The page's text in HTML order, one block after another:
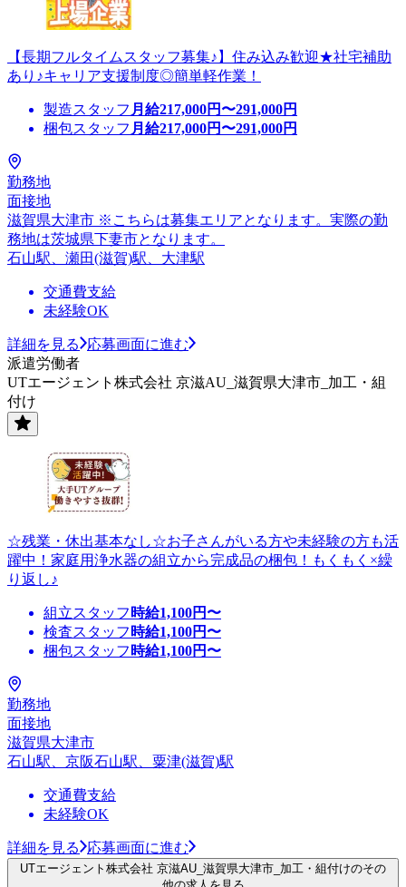
【長期フルタイムスタッフ募集♪】住み込み歓迎★社宅補助
あり♪キャリア支援制度◎簡単軽作業！
製造スタッフ 月給217,000円〜291,000円
梱包スタッフ 月給217,000円〜291,000円
勤務地
面接地
滋賀県大津市 ※こちらは募集エリアとなります。実際の勤
務地は茨城県下妻市となります。
石山駅、瀬田(滋賀)駅、大津駅
交通費支給
未経験OK
詳細を見る
応募画面に進む
派遣労働者
UTエージェント株式会社 京滋AU_滋賀県大津市_加工・組
付け
☆残業・休出基本なし☆お子さんがいる方や未経験の方も活
躍中！家庭用浄水器の組立から完成品の梱包！もくもく×繰
り返し♪
組立スタッフ 時給1,100円〜
検査スタッフ 時給1,100円〜
梱包スタッフ 時給1,100円〜
勤務地
面接地
滋賀県大津市
石山駅、京阪石山駅、粟津(滋賀)駅
交通費支給
未経験OK
詳細を見る 応募画面に進む
UTエージェント株式会社 京滋AU_滋賀県大津市_加工・組付けのその